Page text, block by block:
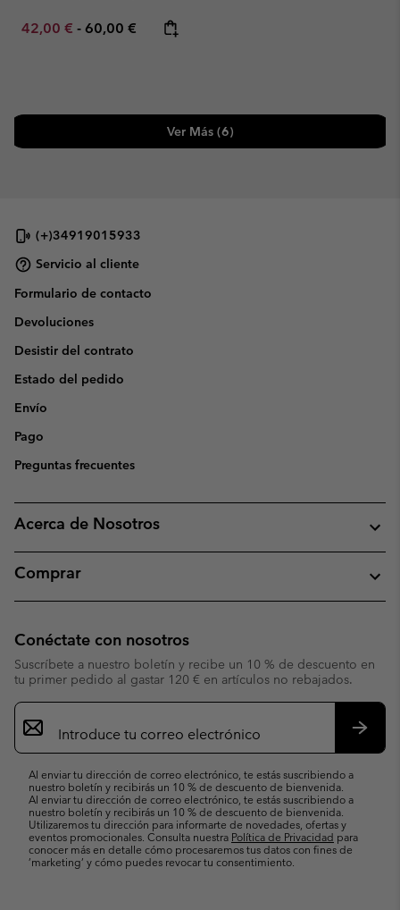
Minimum sale price:
42,00 € - Maximum price:
60,00 €
Ver Más (6)
(+)34919015933
Servicio al cliente
Formulario de contacto
Devoluciones
Desistir del contrato
Estado del pedido
Envío
Pago
Preguntas frecuentes
Acerca de Nosotros
Comprar
Conéctate con nosotros
Suscríbete a nuestro boletín y recibe un 10 % de descuento en
tu primer pedido al gastar 120 € en artículos no rebajados.
Suscripción
de
correo
Al enviar tu dirección de correo electrónico, te estás suscribiendo a
nuestro boletín y recibirás un 10 % de descuento de bienvenida.
Al enviar tu dirección de correo electrónico, te estás suscribiendo a
nuestro boletín y recibirás un 10 % de descuento de bienvenida.
Utilizaremos tu dirección para informarte de novedades, ofertas y
eventos promocionales. Consulta nuestra Política de Privacidad para
conocer más en detalle cómo procesaremos tus datos con fines de
’marketing’ y cómo puedes revocar tu consentimiento.